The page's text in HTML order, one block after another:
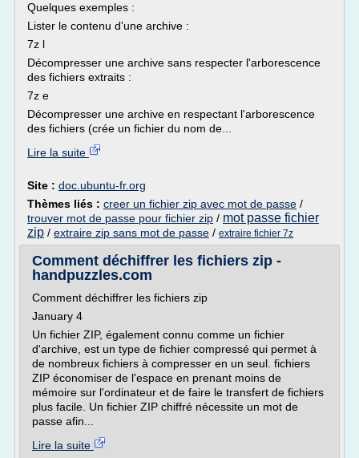
Quelques exemples :
Lister le contenu d'une archive :
7z l
Décompresser une archive sans respecter l'arborescence
des fichiers extraits :
7z e
Décompresser une archive en respectant l'arborescence
des fichiers (crée un fichier du nom de...
Lire la suite
Site : doc.ubuntu-fr.org
Thèmes liés : creer un fichier zip avec mot de passe /
trouver mot de passe pour fichier zip / mot passe fichier
zip / extraire zip sans mot de passe / extraire fichier 7z
Comment déchiffrer les fichiers zip -
handpuzzles.com
Comment déchiffrer les fichiers zip
January 4
Un fichier ZIP, également connu comme un fichier
d'archive, est un type de fichier compressé qui permet à
de nombreux fichiers à compresser en un seul. fichiers
ZIP économiser de l'espace en prenant moins de
mémoire sur l'ordinateur et de faire le transfert de fichiers
plus facile. Un fichier ZIP chiffré nécessite un mot de
passe afin...
Lire la suite